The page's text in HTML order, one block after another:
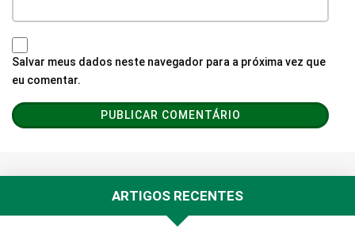
Salvar meus dados neste navegador para a próxima vez que
eu comentar.
ARTIGOS RECENTES